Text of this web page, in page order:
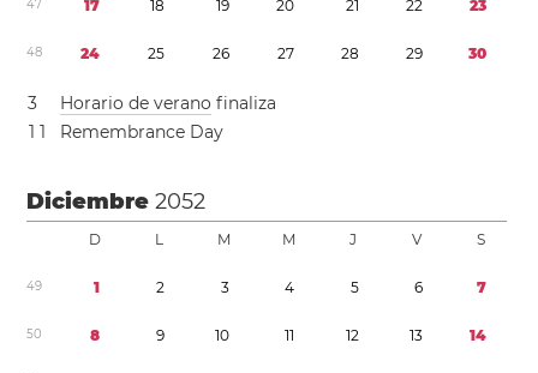
47 17 18 19 20 21 22 23
48 24 25 26 27 28 29 30
3 Horario de verano finaliza
1 1 Remembrance Day
Diciembre2052
D L M M J V S
49 1 2 3 4 5 6 7
50 8 9 10 11 12 13 14